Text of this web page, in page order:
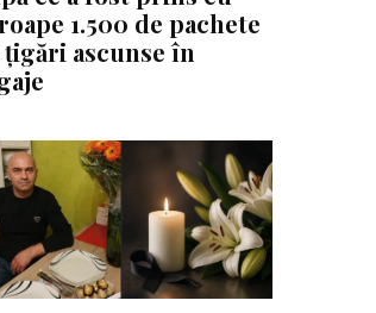
1.500 de pachete
țigări ascunse în